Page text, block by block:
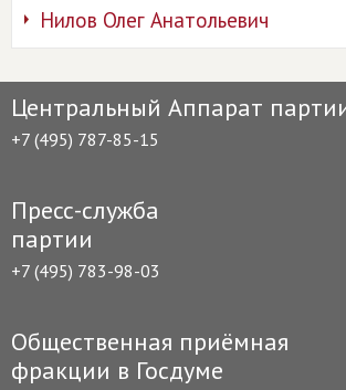
Нилов Олег Анатольевич
Центральный Аппарат
+7 (495) 787-85-15
Пресс-служба
партии
+7 (495) 783-98-03
Общественная приёмная
фракции в Госдуме